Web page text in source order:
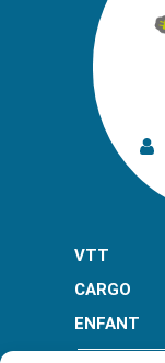
VTT
CARGO
ENFANT